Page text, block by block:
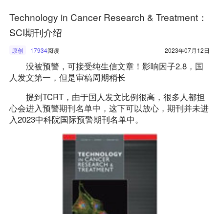
Technology in Cancer Research & Treatment：
SCI期刊介绍
原创 17934阅读 2023年07月12日
没被预警，可接受纯生信文章！影响因子2.8，国
人发文第一，但是审稿周期稍长
提到TCRT，由于国人发文比例很高，很多人都担
心会进入预警期刊名单中，这下可以放心，期刊并未进
入2023中科院国际预警期刊名单中。